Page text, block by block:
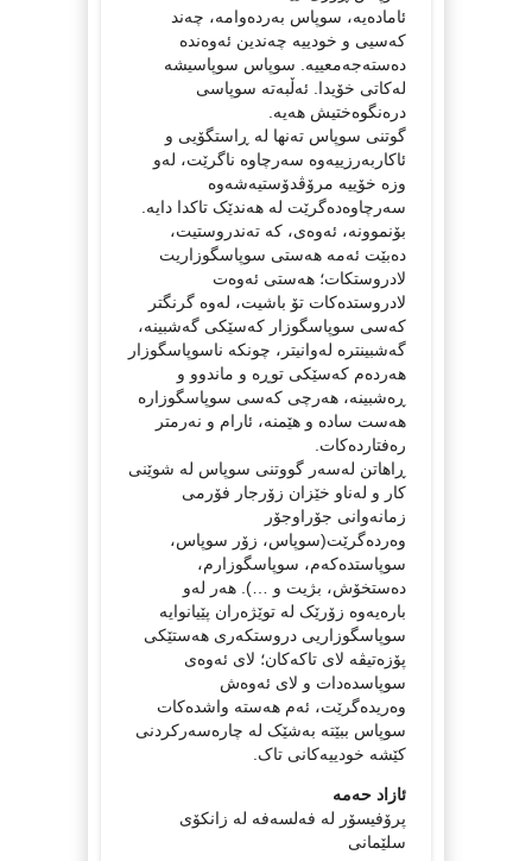
ئامادەیە، سوپاس بەردەوامە، چەند
کەسیی و خودییە چەندین ئەوەندە
دەستەجەمعییە. سوپاس سوپاسیشە
لەکاتی خۆیدا. ئەڵبەتە سوپاسی
درەنگوەختیش هەیە.
گوتنی سوپاس تەنھا لە ڕاستگۆیی و
ئاکاربەرزییەوە سەرچاوە ناگرێت، لەو
وزە خۆییە مرۆڤدۆستیەشەوە
سەرچاوەدەگرێت لە هەندێک تاکدا دایە.
بۆنموونە، ئەوەی، کە تەندروستیت،
دەبێت ئەمە هەستی سوپاسگوزاریت
لادروستکات؛ هەستی ئەوەت
لادروستدەکات تۆ باشیت، لەوە گرنگتر
کەسی سوپاسگوزار کەسێکی گەشبینە،
گەشبینترە لەوانیتر، چونکە ناسوپاسگوزار
هەردەم کەسێکی توڕە و ماندوو و
ڕەشبینە، هەرچی کەسی سوپاسگوزارە
هەست سادە و هێمنە، ئارام و نەرمتر
رەفتاردەکات.
ڕاهاتن لەسەر گووتنی سوپاس لە شوێنی
کار و لەناو خێزان زۆرجار فۆرمی
زمانەوانی جۆراوجۆر
وەردەگرێت(سوپاس، زۆر سوپاس،
سوپاستدەکەم، سوپاسگوزارم،
دەستخۆش، بژیت و …). هەر لەو
بارەیەوە زۆرێک لە توێژەران پێیانوایە
سوپاسگوزاریی دروستکەری هەستێکی
پۆزەتیڤە لای تاکەکان؛ لای ئەوەی
سوپاسدەدات و لای ئەوەش
وەریدەگرێت، ئەم هەستە واشدەکات
سوپاس ببێتە بەشێک لە چارەسەرکردنی
کێشە خودییەکانی تاک.
ئازاد حەمە
پرۆفیسۆر لە فەلسەفە لە زانکۆی
سلێمانی